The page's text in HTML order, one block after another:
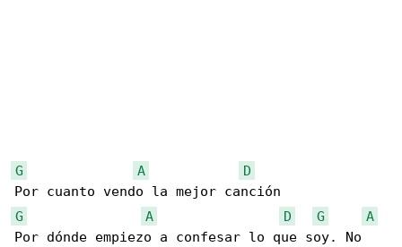
G A
D
G
A D G
A
Por dónde empiezo a confesar lo que soy. No